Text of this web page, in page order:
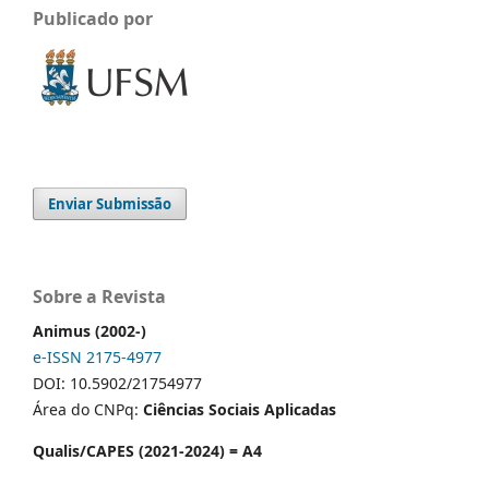
Publicado por
Enviar Submissão
Sobre a Revista
Animus (2002-)
e-ISSN 2175-4977
DOI: 10.5902/21754977
Área do CNPq: Ciências Sociais Aplicadas
Qualis/CAPES (2021-2024) = A4